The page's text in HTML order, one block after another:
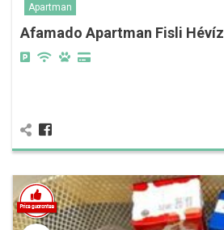
Apartman
Afamado Apartman Fisli Hévíz